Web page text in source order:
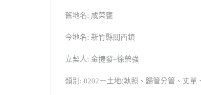
舊地名: 咸菜甕
今地名: 新竹縣關西鎮
立契人: 金捷發=徐榮強
類別: 0202－土地(執照、歸管分管、丈